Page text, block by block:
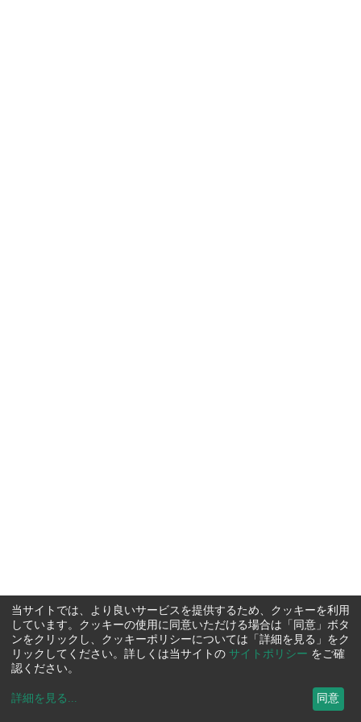
当サイトでは、より良いサービスを提供するため、クッキーを利用
しています。クッキーの使用に同意いただける場合は「同意」ボタ
ンをクリックし、クッキーポリシーについては「詳細を見る」をク
リックしてください。詳しくは当サイトの サイトポリシー をご確
認ください。
詳細を見る ... 同意